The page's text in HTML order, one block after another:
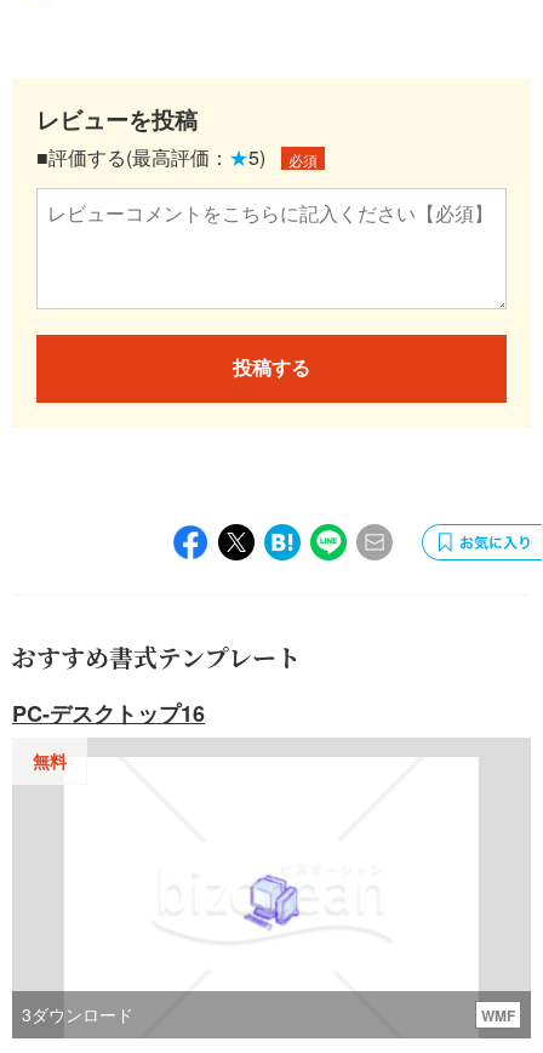
レビューを投稿
■評価する(最高評価： ★5) 必須
投稿する
おすすめ書式テンプレート
PC-デスクトップ16
無料
3ダウンロード WMF